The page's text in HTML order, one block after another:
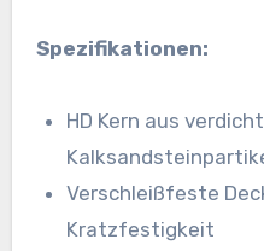
Spezifikationen:
HD Kern aus
Verschleißfeste
Kratzfestigkeit